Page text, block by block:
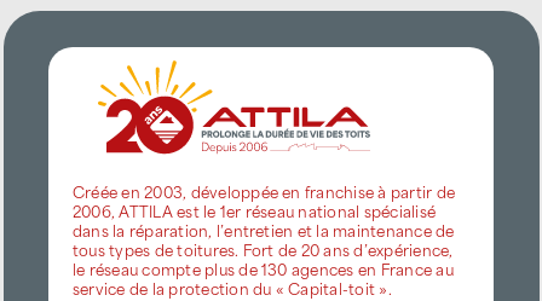
Créée en 2003, développée en franchise à partir de
2006, ATTILA est le 1er réseau national spécialisé
dans la réparation, l’entretien et la maintenance de
tous types de toitures. Fort de 20 ans d’expérience,
le réseau compte plus de 130 agences en France au
service de la protection du « Capital-toit ».